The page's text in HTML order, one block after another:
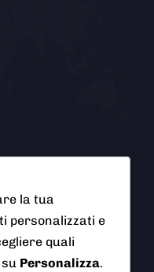
Ciampino (Roma). Tutti
la tua
personalizzati e
quali
Personalizza.